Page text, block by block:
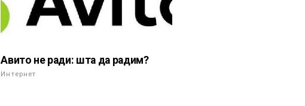
Авито не ради: шта да радим?
Интернет